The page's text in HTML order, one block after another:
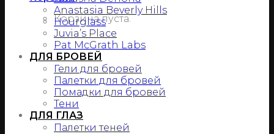
Корзина пуста.
Anastasia Beverly Hills
Hourglass
Juvia’s Place
Pat McGrath Labs
ДЛЯ БРОВЕЙ
Гели для бровей
Палетки для бровей
Помадки для бровей
Тени
ДЛЯ ГЛАЗ
Палетки теней